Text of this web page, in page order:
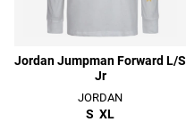
Jordan Jumpman Forward L/S
Jr
JORDAN
S XL